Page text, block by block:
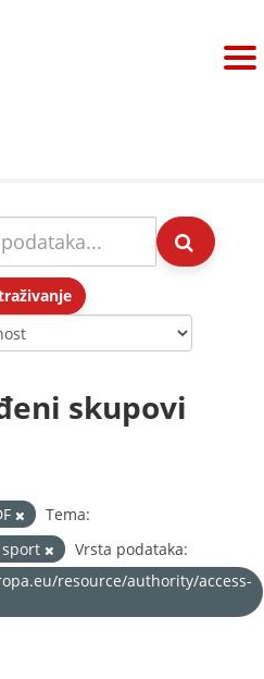
skupovi
Tema:
Vrsta podataka:
resource/authority/access-